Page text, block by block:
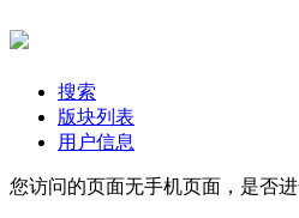
搜索
版块列表
用户信息
您访问的页面无手机页面，是否